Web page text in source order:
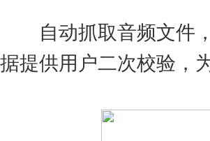
自动抓取音频文件，
据提供用户二次校验，